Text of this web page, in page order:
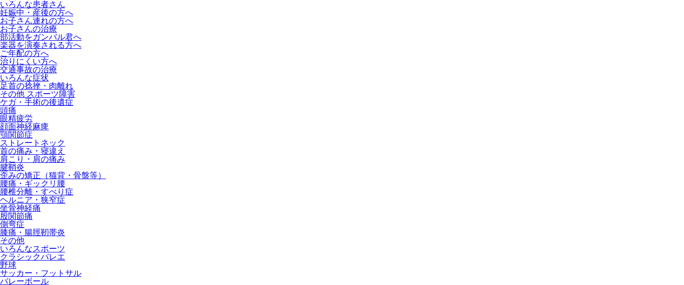
いろんな患者さん
妊娠中・産後の方へ
お子さん連れの方へ
お子さんの治療
部活動をガンバル君へ
楽器を演奏される方へ
ご年配の方へ
治りにくい方へ
交通事故の治療
いろんな症状
足首の捻挫・肉離れ
その他 スポーツ障害
ケガ・手術の後遺症
頭痛
眼精疲労
顔面神経麻痺
顎関節症
ストレートネック
首の痛み・寝違え
肩こり・肩の痛み
腱鞘炎
歪みの矯正（猫背・骨盤等）
腰痛・ギックリ腰
腰椎分離・すべり症
ヘルニア・狭窄症
坐骨神経痛
股関節痛
側弯症
膝痛・腸脛靭帯炎
その他
いろんなスポーツ
クラシックバレエ
野球
サッカー・フットサル
バレーボール